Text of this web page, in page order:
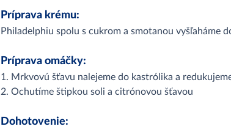
Príprava krému:
Philadelphiu spolu s cukrom a smotanou vyšľaháme
Príprava omáčky:
1. Mrkvovú šťavu nalejeme do kastrólika a
2. Ochutíme štipkou soli a citrónovou šťavou
Dohotovenie: